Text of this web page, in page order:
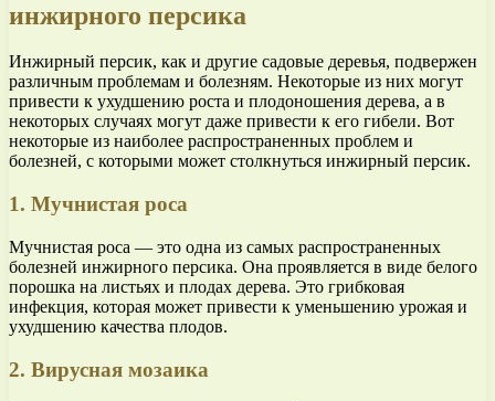
инжирного персика
Инжирный персик, как и другие садовые деревья, подвержен
различным проблемам и болезням. Некоторые из них могут
привести к ухудшению роста и плодоношения дерева, а в
некоторых случаях могут даже привести к его гибели. Вот
некоторые из наиболее распространенных проблем и
болезней, с которыми может столкнуться инжирный персик.
1. Мучнистая роса
Мучнистая роса — это одна из самых распространенных
болезней инжирного персика. Она проявляется в виде белого
порошка на листьях и плодах дерева. Это грибковая
инфекция, которая может привести к уменьшению урожая и
ухудшению качества плодов.
2. Вирусная мозаика